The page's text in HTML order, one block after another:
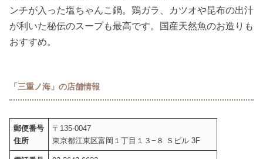
ンチが入った塩ちゃんこ鍋。鶏ガラ、カツオや昆布の出汁
が利いた秘伝のスープも最高です。国産天然魚のお造りも
おすすめ。
「三重ノ海」の店舗情報
郵便番号
住所
〒135-0047
東京都江東区富岡１丁目１３−８ Ｓビル 3F